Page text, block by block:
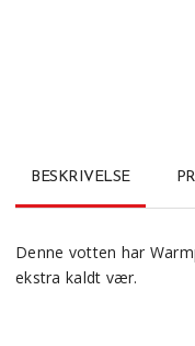
BESKRIVELSE
Denne votten har
ekstra kaldt vær.